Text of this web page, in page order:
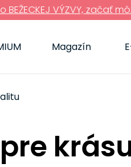
VÝZVY, začať
Magazín